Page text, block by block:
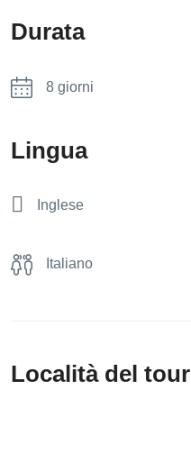
Durata
8 giorni
Lingua
Inglese
Italiano
Località del tour